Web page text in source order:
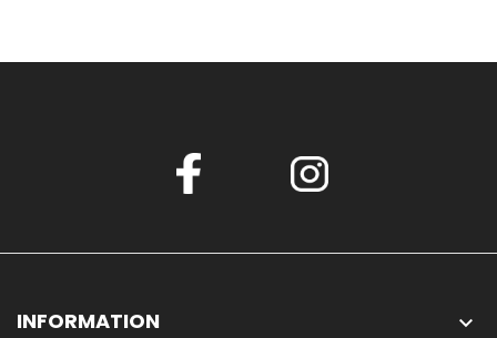
INFORMATION 